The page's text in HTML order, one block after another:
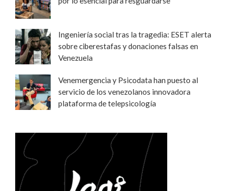
Ingeniería social tras la tragedia: ESET alerta
sobre ciberestafas y donaciones falsas en
Venezuela
Venemergencia y Psicodata han puesto al
servicio de los venezolanos innovadora
plataforma de telepsicología